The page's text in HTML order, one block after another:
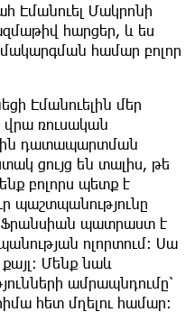
Էմանուել Մակրոնի
հարցեր, և ես
համար բոլոր
Էմանուելին մեր
վրա ռուսական
դատապարտման
ցույց են տալիս, թե
բոլորս պետք է
պաշտպանությունը
Ֆրանսիան պատրաստ է
ոլորտում։ Սա
Մենք նաև
ամրապնդումը՝
հետ մղելու համար։